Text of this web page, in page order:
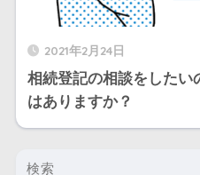
2021年2月24日
相続登記の相談をしたい
はありますか？